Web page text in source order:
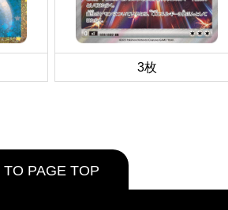
3枚
TO PAGE TOP